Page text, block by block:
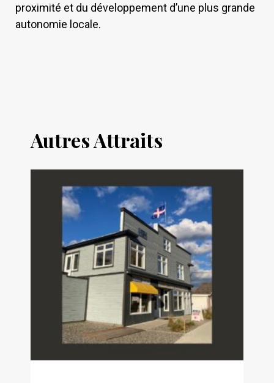
proximité et du développement d’une plus grande
autonomie locale.
Autres Attraits